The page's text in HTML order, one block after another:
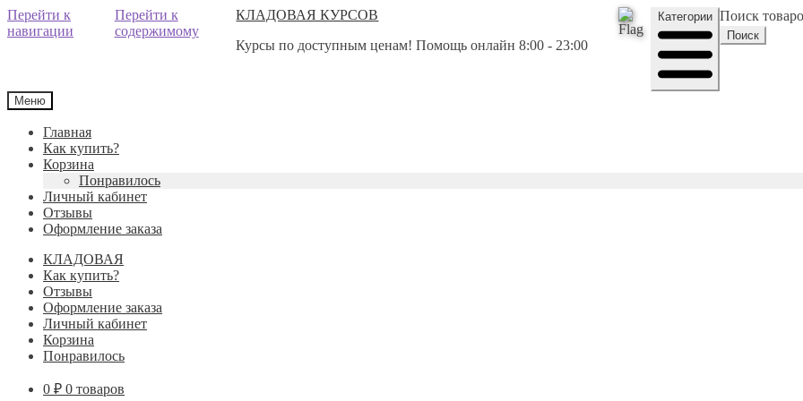
Перейти к
навигации
Перейти к
содержимому
КЛАДОВАЯ КУРСОВ
Курсы по доступным ценам! Помощь онлайн 8:00 - 23:00
Категории Поиск
Поиск
Меню
Главная
Как купить?
Корзина
Понравилось
Личный кабинет
Отзывы
Оформление заказа
КЛАДОВАЯ
Как купить?
Отзывы
Оформление заказа
Личный кабинет
Корзина
Понравилось
0 ₽ 0 товаров